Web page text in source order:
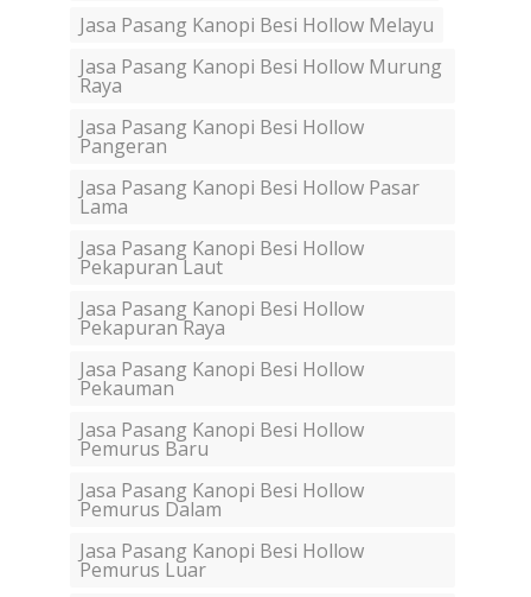
Jasa Pasang Kanopi Besi Hollow Melayu
Jasa Pasang Kanopi Besi Hollow Murung
Raya
Jasa Pasang Kanopi Besi Hollow
Pangeran
Jasa Pasang Kanopi Besi Hollow Pasar
Lama
Jasa Pasang Kanopi Besi Hollow
Pekapuran Laut
Jasa Pasang Kanopi Besi Hollow
Pekapuran Raya
Jasa Pasang Kanopi Besi Hollow
Pekauman
Jasa Pasang Kanopi Besi Hollow
Pemurus Baru
Jasa Pasang Kanopi Besi Hollow
Pemurus Dalam
Jasa Pasang Kanopi Besi Hollow
Pemurus Luar